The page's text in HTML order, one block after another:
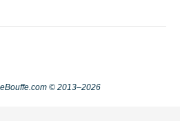
© 2013–2026